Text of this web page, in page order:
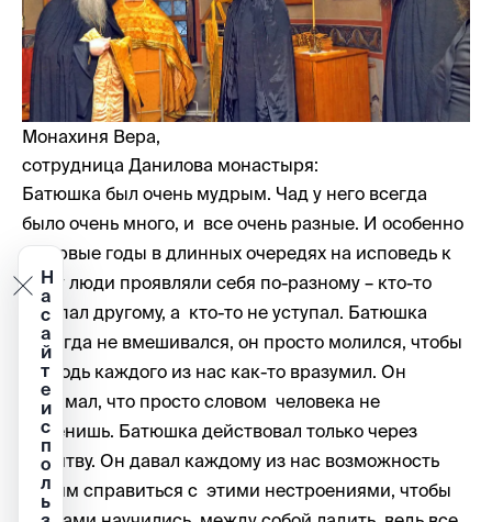
Монахиня Вера,
сотрудница Данилова монастыря:
Батюшка был очень мудрым. Чад у него всегда
было очень много, и все очень разные. И особенно
в первые годы в длинных очередях на исповедь к
нему люди проявляли себя по-разному – кто-то
уступал другому, а кто-то не уступал. Батюшка
никогда не вмешивался, он просто молился, чтобы
Господь каждого из нас как-то вразумил. Он
понимал, что просто словом человека не
изменишь. Батюшка действовал только через
молитву. Он давал каждому из нас возможность
самим справиться с этими нестроениями, чтобы
Н
а
с
а
й
т
е
и
с
п
о
л
ь